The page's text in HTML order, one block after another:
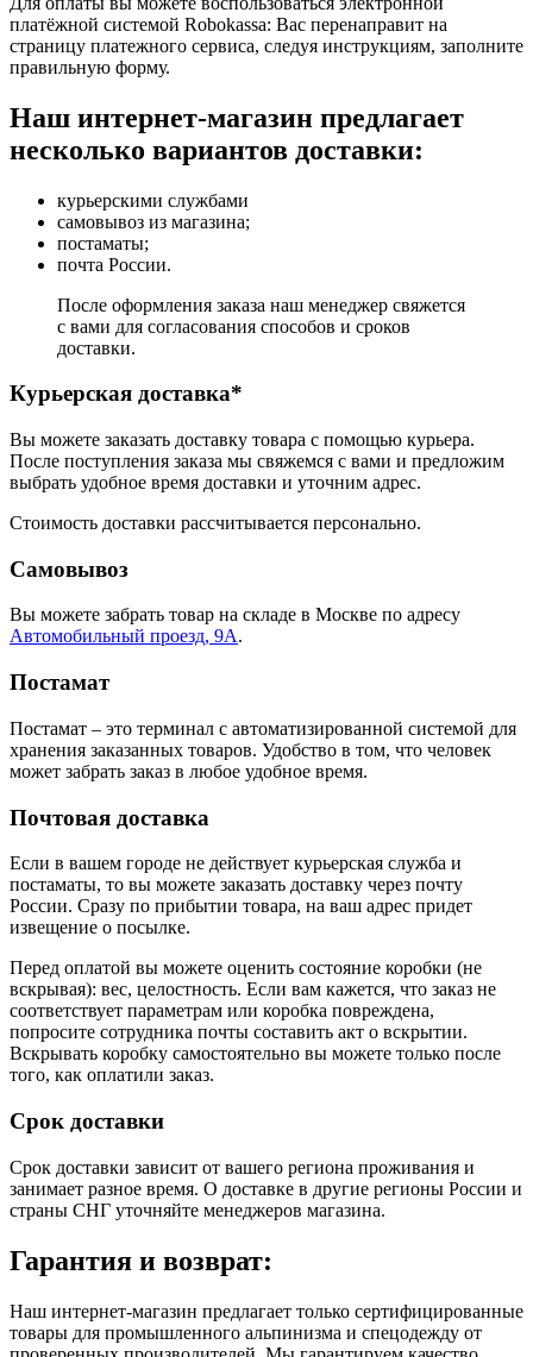
платёжной системой Robokassa: Вас перенаправит на
страницу платежного сервиса, следуя инструкциям, заполните
правильную форму.
Наш интернет-магазин предлагает
несколько вариантов доставки:
курьерскими службами
самовывоз из магазина;
постаматы;
почта России.
После оформления заказа наш менеджер свяжется
с вами для согласования способов и сроков
доставки.
Курьерская доставка*
Вы можете заказать доставку товара с помощью курьера.
После поступления заказа мы свяжемся с вами и предложим
выбрать удобное время доставки и уточним адрес.
Стоимость доставки рассчитывается персонально.
Самовывоз
Вы можете забрать товар на складе в Москве по адресу
Автомобильный проезд, 9А.
Постамат
Постамат – это терминал с автоматизированной системой для
хранения заказанных товаров. Удобство в том, что человек
может забрать заказ в любое удобное время.
Почтовая доставка
Если в вашем городе не действует курьерская служба и
постаматы, то вы можете заказать доставку через почту
России. Сразу по прибытии товара, на ваш адрес придет
извещение о посылке.
Перед оплатой вы можете оценить состояние коробки (не
вскрывая): вес, целостность. Если вам кажется, что заказ не
соответствует параметрам или коробка повреждена,
попросите сотрудника почты составить акт о вскрытии.
Вскрывать коробку самостоятельно вы можете только после
того, как оплатили заказ.
Срок доставки
Срок доставки зависит от вашего региона проживания и
занимает разное время. О доставке в другие регионы России и
страны СНГ уточняйте менеджеров магазина.
Гарантия и возврат:
Наш интернет-магазин предлагает только сертифицированные
товары для промышленного альпинизма и спецодежду от